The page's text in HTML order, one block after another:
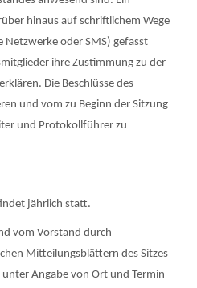
hinaus auf schriftlichem Wege
Netzwerke oder SMS) gefasst
ihre Zustimmung zu der
Die Beschlüsse des
und vom zu Beginn der Sitzung
und Protokollführer zu
jährlich statt.
vom Vorstand durch
Mitteilungsblättern des Sitzes
Angabe von Ort und Termin